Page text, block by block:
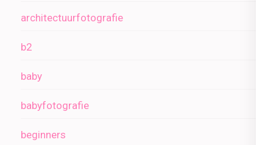
architectuurfotografie
b2
baby
babyfotografie
beginners